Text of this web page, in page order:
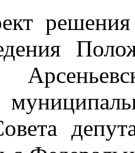
решения